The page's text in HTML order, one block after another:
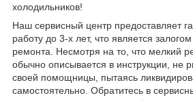
холодильников!
Наш сервисный центр предоставляет
работу до 3-х лет, что является
ремонта. Несмотря на то, что мелкий
обычно описывается в инструкции, не
своей помощницы, пытаясь
самостоятельно. Обратитесь в